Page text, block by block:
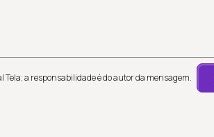
a responsabilidade é do autor da mensagem.